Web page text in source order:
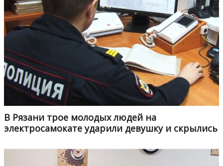
В Рязани трое молодых людей на
электросамокате ударили девушку и скрылись